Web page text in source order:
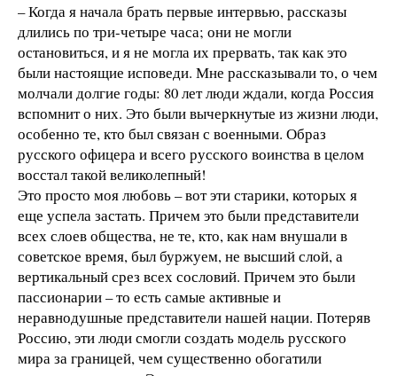
– Когда я начала брать первые интервью, рассказы
длились по три-четыре часа; они не могли
остановиться, и я не могла их прервать, так как это
были настоящие исповеди. Мне рассказывали то, о чем
молчали долгие годы: 80 лет люди ждали, когда Россия
вспомнит о них. Это были вычеркнутые из жизни люди,
особенно те, кто был связан с военными. Образ
русского офицера и всего русского воинства в целом
восстал такой великолепный!
Это просто моя любовь – вот эти старики, которых я
еще успела застать. Причем это были представители
всех слоев общества, не те, кто, как нам внушали в
советское время, был буржуем, не высший слой, а
вертикальный срез всех сословий. Причем это были
пассионарии – то есть самые активные и
неравнодушные представители нашей нации. Потеряв
Россию, эти люди смогли создать модель русского
мира за границей, чем существенно обогатили